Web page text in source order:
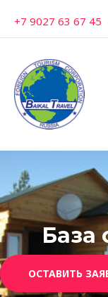
+7 9027 63 67 45
База
ОСТАВИТЬ